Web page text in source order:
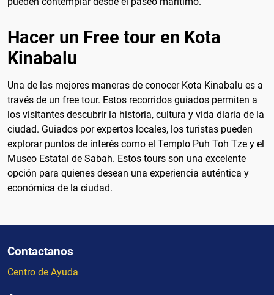
Hacer un Free tour en Kota
Kinabalu
Una de las mejores maneras de conocer Kota Kinabalu es a
través de un free tour. Estos recorridos guiados permiten a
los visitantes descubrir la historia, cultura y vida diaria de la
ciudad. Guiados por expertos locales, los turistas pueden
explorar puntos de interés como el Templo Puh Toh Tze y el
Museo Estatal de Sabah. Estos tours son una excelente
opción para quienes desean una experiencia auténtica y
económica de la ciudad.
Contactanos
Centro de Ayuda